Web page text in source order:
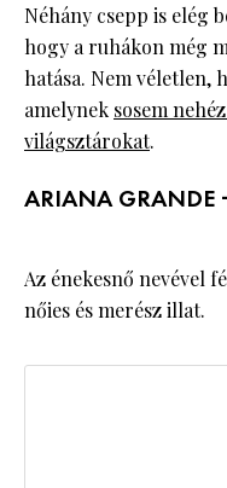
Néhány csepp is elég
hogy a ruhákon még
hatása. Nem véletlen,
amelynek sosem
világsztárokat.
ARIANA GRANDE
Az énekesnő nevével
nőies és merész illat.